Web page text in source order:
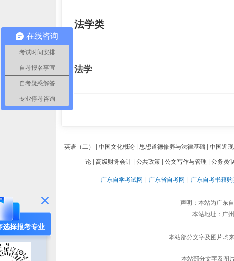
法学类
法学
选择报考专业
英语（二） 中国文化概论| 思想道德修养与法律基础 中国近
论| 高级财务会计| 公共政策| 公文写作与管理 公务员
广东自学考试网 广东省自考网 广东自考书籍
声明：本站为广东
本站地址：广
本站部分文字及图片均
本站部分文字及图
在线咨询
考试时间安排
自考报名事宜
自考疑惑解答
专业停考咨询